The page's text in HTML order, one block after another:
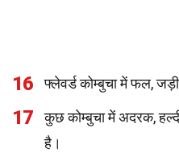
16 फ्लेवर्ड कोम्बुचा में फल,
17
कुछ कोम्बुचा में अदरक,
है।